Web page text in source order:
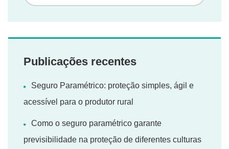
Publicações recentes
Seguro Paramétrico: proteção simples, ágil e
acessível para o produtor rural
Como o seguro paramétrico garante
previsibilidade na proteção de diferentes culturas